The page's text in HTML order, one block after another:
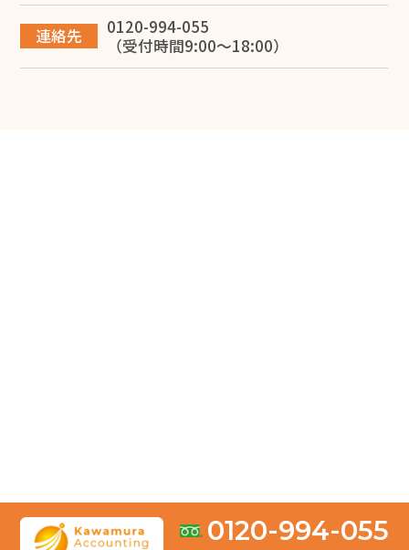
2026.06.12
【税理士監修】大阪で建設業を開業する完全ガイド！一
人親方の独立から法人化・融資まで徹底解説
修正申告は何年前まで遡れる？税目別の期限と注意点を
徹底解説
連絡先
0120-994-055
（受付時間9:00～18:00）
0120-994-055